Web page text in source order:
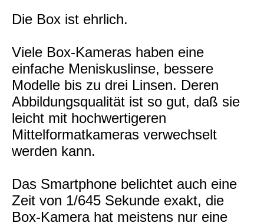
Die Box ist ehrlich.
Viele Box-Kameras haben eine
einfache Meniskuslinse, bessere
Modelle bis zu drei Linsen. Deren
Abbildungsqualität ist so gut, daß sie
leicht mit hochwertigeren
Mittelformatkameras verwechselt
werden kann.
Das Smartphone belichtet auch eine
Zeit von 1/645 Sekunde exakt, die
Box-Kamera hat meistens nur eine